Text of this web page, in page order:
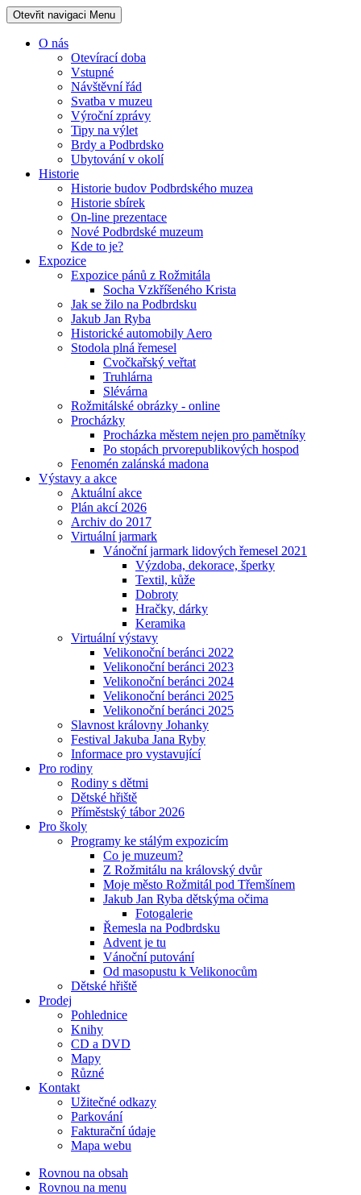
Otevřit navigaci Menu
O nás
Otevírací doba
Vstupné
Návštěvní řád
Svatba v muzeu
Výroční zprávy
Tipy na výlet
Brdy a Podbrdsko
Ubytování v okolí
Historie
Historie budov Podbrdského muzea
Historie sbírek
On-line prezentace
Nové Podbrdské muzeum
Kde to je?
Expozice
Expozice pánů z Rožmitála
Socha Vzkříšeného Krista
Jak se žilo na Podbrdsku
Jakub Jan Ryba
Historické automobily Aero
Stodola plná řemesel
Cvočkařský veřtat
Truhlárna
Slévárna
Rožmitálské obrázky - online
Procházky
Procházka městem nejen pro pamětníky
Po stopách prvorepublikových hospod
Fenomén zalánská madona
Výstavy a akce
Aktuální akce
Plán akcí 2026
Archiv do 2017
Virtuální jarmark
Vánoční jarmark lidových řemesel 2021
Výzdoba, dekorace, šperky
Textil, kůže
Dobroty
Hračky, dárky
Keramika
Virtuální výstavy
Velikonoční beránci 2022
Velikonoční beránci 2023
Velikonoční beránci 2024
Velikonoční beránci 2025
Velikonoční beránci 2025
Slavnost královny Johanky
Festival Jakuba Jana Ryby
Informace pro vystavující
Pro rodiny
Rodiny s dětmi
Dětské hřiště
Příměstský tábor 2026
Pro školy
Programy ke stálým expozicím
Co je muzeum?
Z Rožmitálu na královský dvůr
Moje město Rožmitál pod Třemšínem
Jakub Jan Ryba dětskýma očima
Fotogalerie
Řemesla na Podbrdsku
Advent je tu
Vánoční putování
Od masopustu k Velikonocům
Dětské hřiště
Prodej
Pohlednice
Knihy
CD a DVD
Mapy
Různé
Kontakt
Užitečné odkazy
Parkování
Fakturační údaje
Mapa webu
Rovnou na obsah
Rovnou na menu